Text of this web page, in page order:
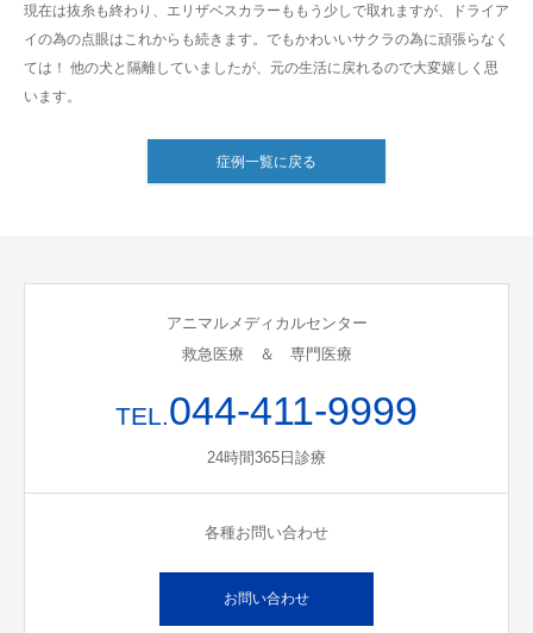
現在は抜糸も終わり、エリザベスカラーももう少しで取れますが、ドライア
イの為の点眼はこれからも続きます。でもかわいいサクラの為に頑張らなく
ては！ 他の犬と隔離していましたが、元の生活に戻れるので大変嬉しく思
います。
症例一覧に戻る
アニマルメディカルセンター
救急医療 ＆ 専門医療
TEL.044-411-9999
24時間365日診療
各種お問い合わせ
お問い合わせ